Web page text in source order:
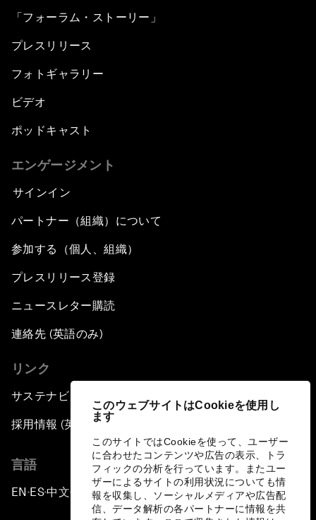
このウェブサイトはCookieを使用し
ます
このサイトではCookieを使って、ユーザー
に合わせたコンテンツや広告の表示、トラ
フィックの分析を行っています。またユー
ザーによるサイトの利用状況についても情
報を収集し、ソーシャルメディアや広告配
信、データ解析の各パートナーに情報を共
「フォーラム・ストーリー」
プレスリリース
フォトギャラリー
ビデオ
ポッドキャスト
エンゲージメント
サインイン
パートナー（組織）について
参加する（個人、組織）
プレスリリース登録
ニュースレター購読
連絡先 (英語のみ)
リンク
サステナビリティへの取り組み
採用情報 (英語のみ)
言語
EN ▪ES▪中文▪ 日本語